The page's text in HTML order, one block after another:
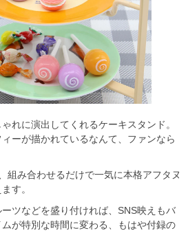
れに演出してくれるケーキスタンド。
ーが描かれているなんて、ファンなら
組み合わせるだけで一気に本格アフタヌ
す。
ツなどを盛り付ければ、SNS映えもバ
が特別な時間に変わる、もはや付録の